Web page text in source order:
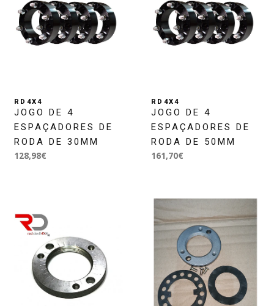
RD4X4
JOGO DE 4
ESPAÇADORES DE
RODA DE 30MM
128,98€
RD4X4
JOGO DE 4
ESPAÇADORES DE
RODA DE 50MM
161,70€